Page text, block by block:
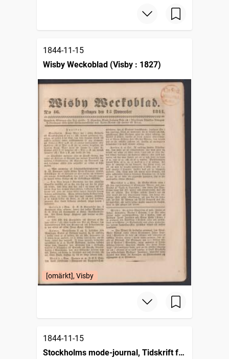
1844-11-15
Wisby Weckoblad (Visby : 1827)
[omärkt], Visby
1844-11-15
Stockholms mode-journal, Tidskrift för